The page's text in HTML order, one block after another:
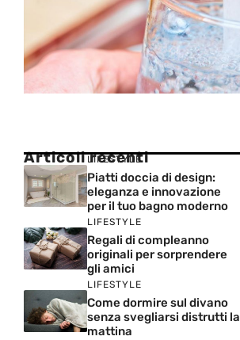
Articoli recenti
LIFESTYLE
Piatti doccia di design:
eleganza e innovazione
per il tuo bagno moderno
LIFESTYLE
Regali di compleanno
originali per sorprendere
gli amici
LIFESTYLE
Come dormire sul divano
senza svegliarsi distrutti la
mattina